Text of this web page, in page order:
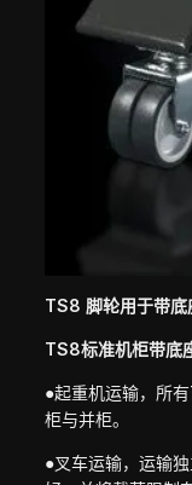
TS8 脚轮用于带底
TS8标准机柜带底
●起重机运输，所
柜与并柜。
●叉车运输，运输